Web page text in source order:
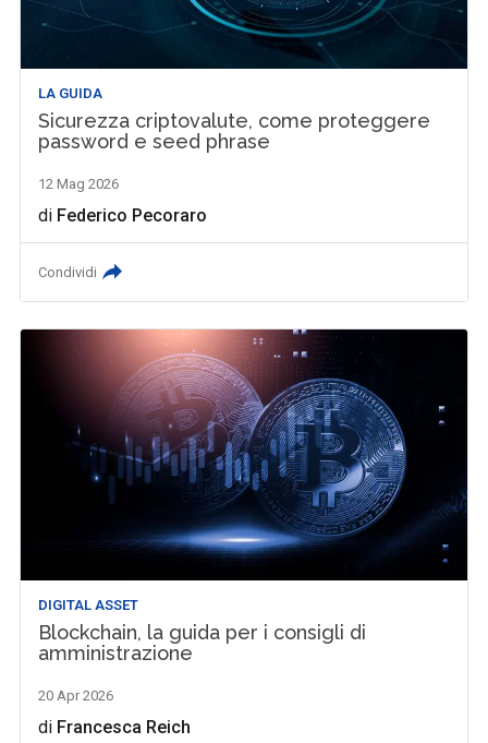
LA GUIDA
Sicurezza criptovalute, come proteggere
password e seed phrase
12 Mag 2026
di Federico Pecoraro
Condividi
DIGITAL ASSET
Blockchain, la guida per i consigli di
amministrazione
20 Apr 2026
di Francesca Reich